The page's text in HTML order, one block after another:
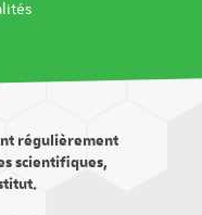
régulièrement
scientifiques,